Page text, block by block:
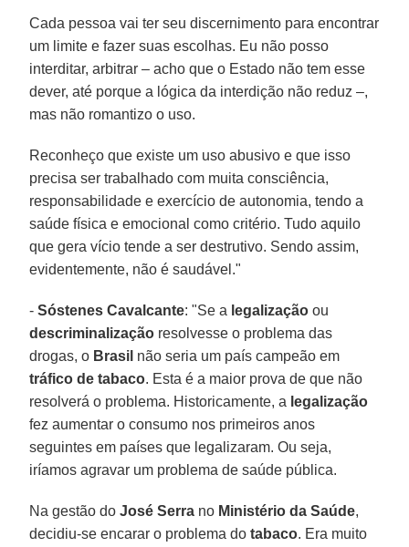
Cada pessoa vai ter seu discernimento para encontrar
um limite e fazer suas escolhas. Eu não posso
interditar, arbitrar – acho que o Estado não tem esse
dever, até porque a lógica da interdição não reduz –,
mas não romantizo o uso.
Reconheço que existe um uso abusivo e que isso
precisa ser trabalhado com muita consciência,
responsabilidade e exercício de autonomia, tendo a
saúde física e emocional como critério. Tudo aquilo
que gera vício tende a ser destrutivo. Sendo assim,
evidentemente, não é saudável."
-Sóstenes Cavalcante: "Se a legalização ou
descriminalização resolvesse o problema das
drogas, o Brasil não seria um país campeão em
tráfico de tabaco. Esta é a maior prova de que não
resolverá o problema. Historicamente, a legalização
fez aumentar o consumo nos primeiros anos
seguintes em países que legalizaram. Ou seja,
iríamos agravar um problema de saúde pública.
Na gestão doJosé Serra no Ministério da Saúde,
decidiu-se encarar o problema dotabaco. Era muito